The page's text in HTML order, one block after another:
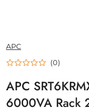
NAZWA
PRODUCENTA:
APC
(0)
APC
6000VA Rack